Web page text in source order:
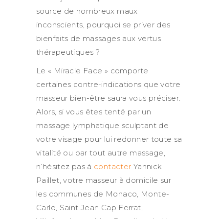
source de nombreux maux
inconscients, pourquoi se priver des
bienfaits de massages aux vertus
thérapeutiques ?
Le « Miracle Face » comporte
certaines contre-indications que votre
masseur bien-être saura vous préciser.
Alors, si vous êtes tenté par un
massage lymphatique sculptant de
votre visage pour lui redonner toute sa
vitalité ou par tout autre massage,
n’hésitez pas à contacter Yannick
Paillet, votre masseur à domicile sur
les communes de Monaco, Monte-
Carlo, Saint Jean Cap Ferrat,